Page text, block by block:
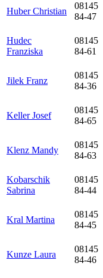
Huber Christian
08145
84-47
Hudec
Franziska
08145
84-61
Jilek Franz
08145
84-36
Keller Josef
08145
84-65
Klenz Mandy
08145
84-63
Kobarschik
Sabrina
08145
84-44
Kral Martina
08145
84-45
Kunze Laura
08145
84-46